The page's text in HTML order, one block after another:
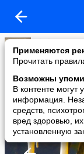
Применяются
Прочитать
Возможны
В контенте могут
информация.
средств,
вред здоровью,
установленную
Shel
added a photo
07 Nov в 12:20